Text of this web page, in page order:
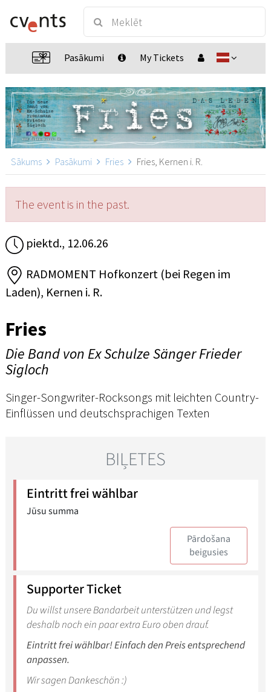
Pasākumi My Tickets
Sākums Pasākumi Fries Fries, Kernen i. R.
The event is in the past.
piektd., 12.06.26
RADMOMENT Hofkonzert (bei Regen im
Laden), Kernen i. R.
Fries
Die Band von Ex Schulze Sänger Frieder
Sigloch
Singer-Songwriter-Rocksongs mit leichten Country-
Einflüssen und deutschsprachigen Texten